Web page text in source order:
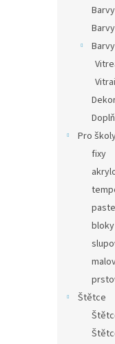
Pro
fixy
Štětce